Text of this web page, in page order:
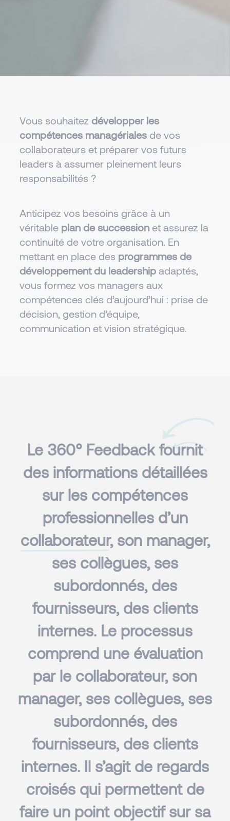
Vous souhaitez développer les
compétences managérialesde vos
collaborateurs et préparer vos futurs
leaders à assumer pleinement leurs
responsabilités ?
​Anticipez vos besoins grâce à un
véritable plan de successionet assurez la
continuité de votre organisation. En
mettant en place des programmes de
développement du leadershipadaptés,
vous formez vos managers aux
compétences clés d’aujourd’hui : prise de
décision, gestion d’équipe,
communication et vision stratégique.
Le 360° Feedback fournit
des informations détaillées
sur les compétences
professionnelles d’un
collaborateur, son manager,
ses collègues, ses
subordonnés, des
fournisseurs, des clients
internes. Le processus
comprend une évaluation
par le collaborateur, son
manager, ses collègues, ses
subordonnés, des
fournisseurs, des clients
internes. Il s’agit de regards
croisés qui permettent de
faire un point objectif sur sa